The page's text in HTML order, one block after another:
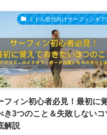
ミドル世代向けサーフィンギ
フィン初心者必見！最初に
き3つのこと＆失敗しないコ
解説